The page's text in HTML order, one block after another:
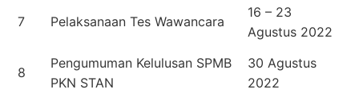
7 Pelaksanaan Tes Wawancara
16 – 23
Agustus 2022
8
Pengumuman Kelulusan SPMB
PKN STAN
30 Agustus
2022